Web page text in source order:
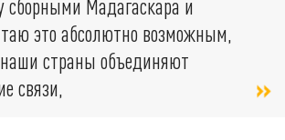
Мадагаскара и
это абсолютно возможным,
страны объединяют
связи,